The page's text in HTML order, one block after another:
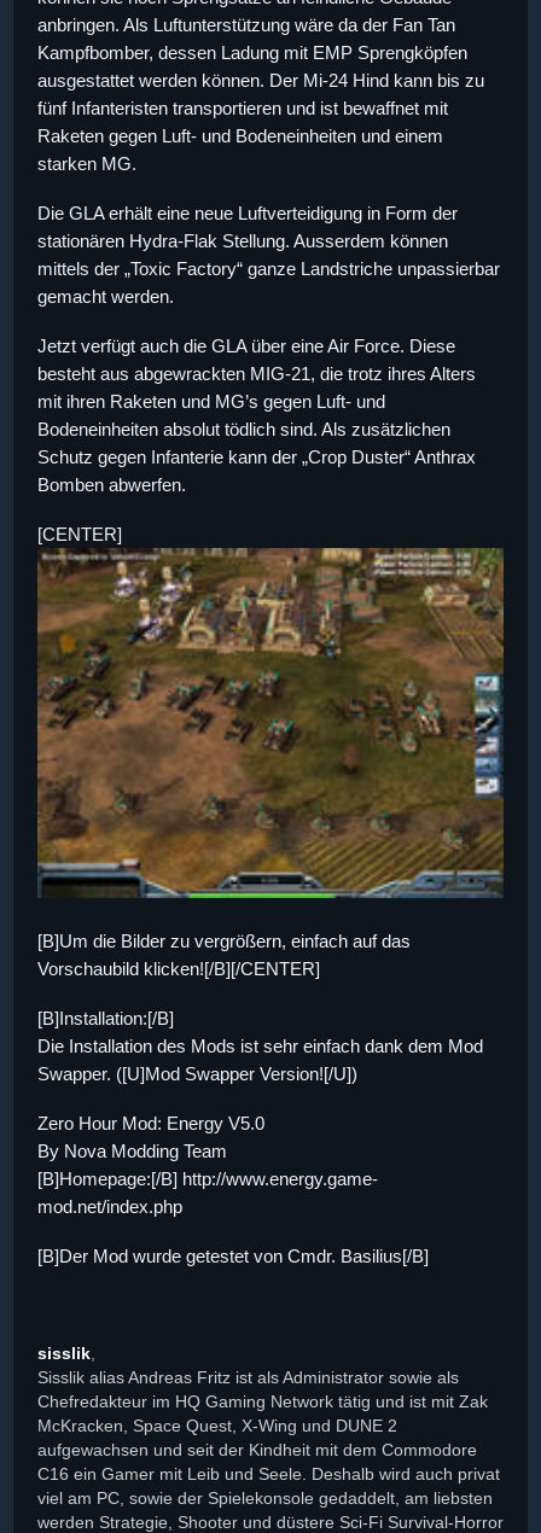
anbringen. Als Luftunterstützung wäre da der Fan Tan
Kampfbomber, dessen Ladung mit EMP Sprengköpfen
ausgestattet werden können. Der Mi-24 Hind kann bis zu
fünf Infanteristen transportieren und ist bewaffnet mit
Raketen gegen Luft- und Bodeneinheiten und einem
starken MG.
Die GLA erhält eine neue Luftverteidigung in Form der
stationären Hydra-Flak Stellung. Ausserdem können
mittels der „Toxic Factory“ ganze Landstriche unpassierbar
gemacht werden.
Jetzt verfügt auch die GLA über eine Air Force. Diese
besteht aus abgewrackten MIG-21, die trotz ihres Alters
mit ihren Raketen und MG’s gegen Luft- und
Bodeneinheiten absolut tödlich sind. Als zusätzlichen
Schutz gegen Infanterie kann der „Crop Duster“ Anthrax
Bomben abwerfen.
[CENTER]
[B]Um die Bilder zu vergrößern, einfach auf das
Vorschaubild klicken![/B][/CENTER]
[B]Installation:[/B]
Die Installation des Mods ist sehr einfach dank dem Mod
Swapper. ([U]Mod Swapper Version![/U])
Zero Hour Mod: Energy V5.0
By Nova Modding Team
[B]Homepage:[/B] http://www.energy.game-
mod.net/index.php
[B]Der Mod wurde getestet von Cmdr. Basilius[/B]
sisslik
Sisslik alias Andreas Fritz ist als Administrator sowie als
Chefredakteur im HQ Gaming Network tätig und ist mit Zak
McKracken, Space Quest, X-Wing und DUNE 2
aufgewachsen und seit der Kindheit mit dem Commodore
C16 ein Gamer mit Leib und Seele. Deshalb wird auch privat
viel am PC, sowie der Spielekonsole gedaddelt, am liebsten
werden Strategie, Shooter und düstere Sci-Fi Survival-Horror